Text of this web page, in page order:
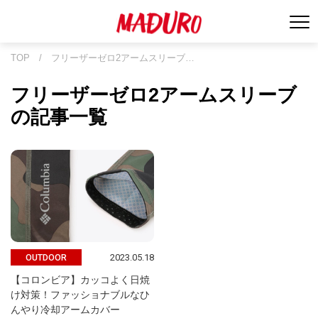
TOP / フリーザーゼロ2アームスリーブ…
フリーザーゼロ2アームスリーブ
の記事一覧
OUTDOOR 2023.05.18
【コロンビア】カッコよく日焼
け対策！ファッショナブルなひ
んやり冷却アームカバー